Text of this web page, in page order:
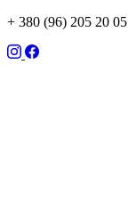
+ 380 (96) 205 20 05